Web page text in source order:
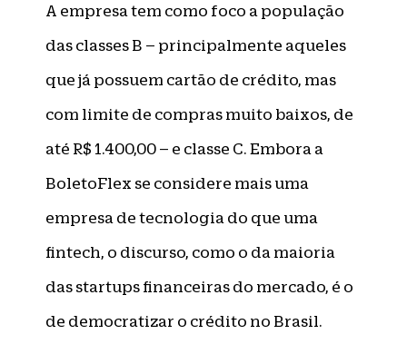
A empresa tem como foco a população
das classes B – principalmente aqueles
que já possuem cartão de crédito, mas
com limite de compras muito baixos, de
até R$ 1.400,00 – e classe C. Embora a
BoletoFlex se considere mais uma
empresa de tecnologia do que uma
fintech, o discurso, como o da maioria
das startups financeiras do mercado, é o
de democratizar o crédito no Brasil.